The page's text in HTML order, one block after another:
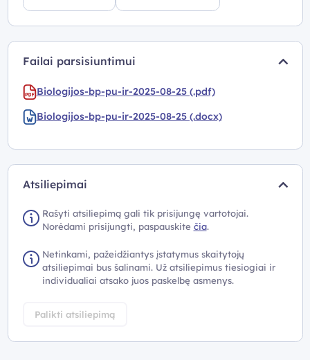
Failai parsisiuntimui
Biologijos-bp-pu-ir-2025-08-25 (.pdf)
Biologijos-bp-pu-ir-2025-08-25 (.docx)
Atsiliepimai
Rašyti atsiliepimą gali tik prisijungę vartotojai.
Norėdami prisijungti, paspauskite čia.
Netinkami, pažeidžiantys įstatymus skaitytojų
atsiliepimai bus šalinami. Už atsiliepimus tiesiogiai ir
individualiai atsako juos paskelbę asmenys.
Palikti atsiliepimą